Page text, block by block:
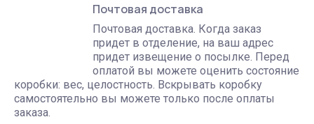
Почтовая доставка
Почтовая доставка. Когда заказ
придет в отделение, на ваш адрес
придет извещение о посылке. Перед
оплатой вы можете оценить состояние
коробки: вес, целостность. Вскрывать коробку
самостоятельно вы можете только после оплаты
заказа.